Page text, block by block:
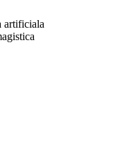
artificiala